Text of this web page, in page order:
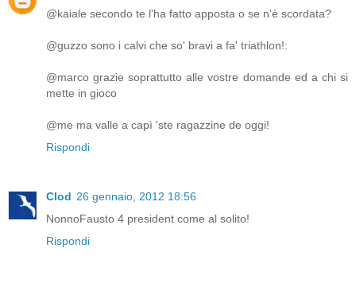
@kaiale secondo te l'ha fatto apposta o se n'è scordata?
@guzzo sono i calvi che so' bravi a fa' triathlon!:
@marco grazie soprattutto alle vostre domande ed a chi si
mette in gioco
@me ma valle a capì 'ste ragazzine de oggi!
Rispondi
Clod 26 gennaio, 2012 18:56
NonnoFausto 4 president come al solito!
Rispondi